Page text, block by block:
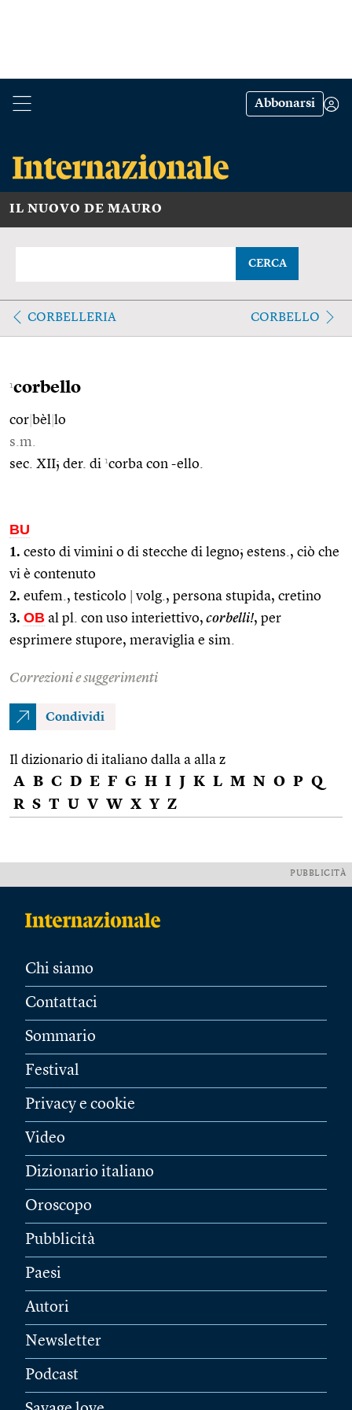
Abbonarsi
IL NUOVO DE MAURO
CERCA
CORBELLERIA CORBELLO
1corbello
cor bèl lo
s.m.
sec. XII; der. di 1corba con -ello.
BU
1. cesto di vimini o di stecche di legno; estens., ciò che
vi è contenuto
2. eufem., testicolo volg., persona stupida, cretino
3. OB al pl. con uso interiettivo, corbelli!, per
esprimere stupore, meraviglia e sim.
Correzioni e suggerimenti
Condividi
Il dizionario di italiano dalla a alla z
A B C D E F G H I J K L M N O P Q
R S T U V W X Y Z
PUBBLICITÀ
Chi siamo
Contattaci
Sommario
Festival
Privacy e cookie
Video
Dizionario italiano
Oroscopo
Pubblicità
Paesi
Autori
Newsletter
Podcast